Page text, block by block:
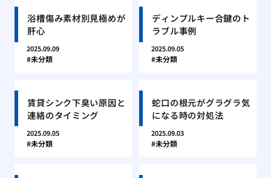
浴槽傷み素材別見極めが
肝心
2025.09.09
未分類
ディンプルキー合鍵のト
ラブル事例
2025.09.05
未分類
賃貸シンク下臭い原因と
連絡のタイミング
2025.09.05
未分類
蛇口の根元がグラグラ気
になる時の対処法
2025.09.03
未分類